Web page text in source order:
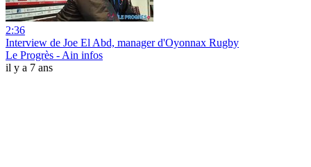
2:36
Interview de Joe El Abd, manager d'Oyonnax Rugby
Le Progrès - Ain infos
il y a 7 ans